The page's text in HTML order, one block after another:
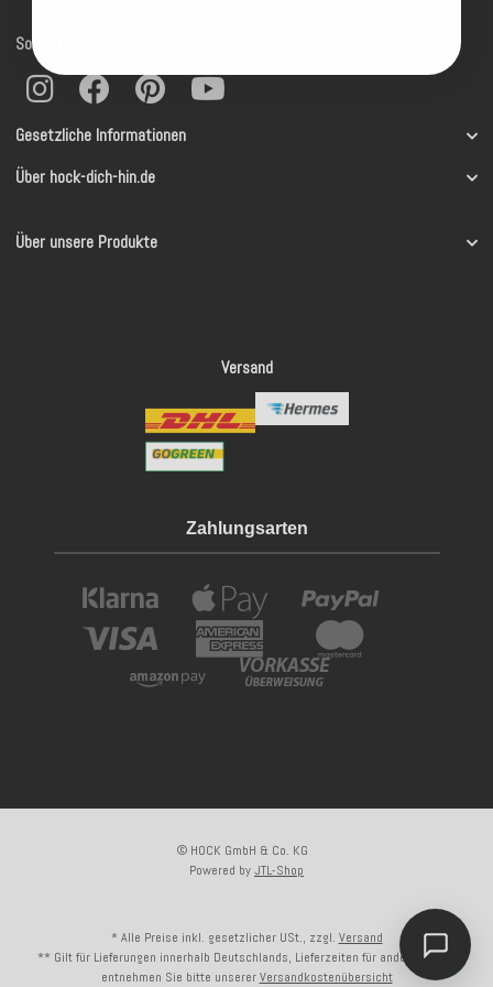
Gesetzliche Informationen
Über hock-dich-hin.de
Über unsere Produkte
Social Medias
Versand
Zahlungsarten
© HOCK GmbH & Co. KG
Powered byJTL-Shop
* Alle Preise inkl. gesetzlicher USt., zzgl. Versand
** Gilt für Lieferungen innerhalb Deutschlands, Lieferzeiten für andere Länder
entnehmen Sie bitte unsererVersandkostenübersicht